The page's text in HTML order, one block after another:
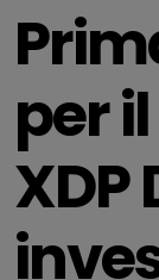
per
XDP